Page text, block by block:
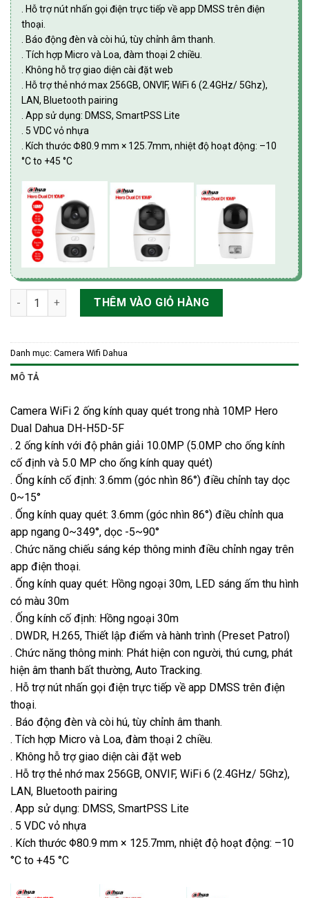
. Hỗ trợ nút nhấn gọi điện trực tiếp về app DMSS trên điện
thoại.
. Báo động đèn và còi hú, tùy chỉnh âm thanh.
. Tích hợp Micro và Loa, đàm thoại 2 chiều.
. Không hỗ trợ giao diện cài đặt web
. Hỗ trợ thẻ nhớ max 256GB, ONVIF, WiFi 6 (2.4GHz/ 5Ghz),
LAN, Bluetooth pairing
. App sử dụng: DMSS, SmartPSS Lite
. 5 VDC vỏ nhựa
. Kích thước Φ80.9 mm × 125.7mm, nhiệt độ hoạt động: –10
°C to +45 °C
Camera WiFi 2 ống kính quay quét trong nhà 10MP Hero Dual
THÊM VÀO GIỎ HÀNG
Danh mục: Camera Wifi Dahua
MÔ TẢ
Camera WiFi 2 ống kính quay quét trong nhà 10MP Hero
Dual Dahua DH-H5D-5F
. 2 ống kính với độ phân giải 10.0MP (5.0MP cho ống kính
cố định và 5.0 MP cho ống kính quay quét)
. Ống kính cố định: 3.6mm (góc nhìn 86°) điều chỉnh tay dọc
0~15°
. Ống kính quay quét: 3.6mm (góc nhìn 86°) điều chỉnh qua
app ngang 0~349°, dọc -5~90°
. Chức năng chiếu sáng kép thông minh điều chỉnh ngay trên
app điện thoại.
. Ống kính quay quét: Hồng ngoại 30m, LED sáng ấm thu hình
có màu 30m
. Ống kính cố định: Hồng ngoại 30m
. DWDR, H.265, Thiết lập điểm và hành trình (Preset Patrol)
. Chức năng thông minh: Phát hiện con người, thú cưng, phát
hiện âm thanh bất thường, Auto Tracking.
. Hỗ trợ nút nhấn gọi điện trực tiếp về app DMSS trên điện
thoại.
. Báo động đèn và còi hú, tùy chỉnh âm thanh.
. Tích hợp Micro và Loa, đàm thoại 2 chiều.
. Không hỗ trợ giao diện cài đặt web
. Hỗ trợ thẻ nhớ max 256GB, ONVIF, WiFi 6 (2.4GHz/ 5Ghz),
LAN, Bluetooth pairing
. App sử dụng: DMSS, SmartPSS Lite
. 5 VDC vỏ nhựa
. Kích thước Φ80.9 mm × 125.7mm, nhiệt độ hoạt động: –10
°C to +45 °C